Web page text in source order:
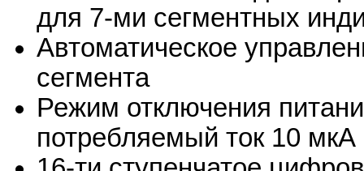
для 7-ми сегментных
Автоматическое
сегмента
Режим отключения
потребляемый ток 10 мкА